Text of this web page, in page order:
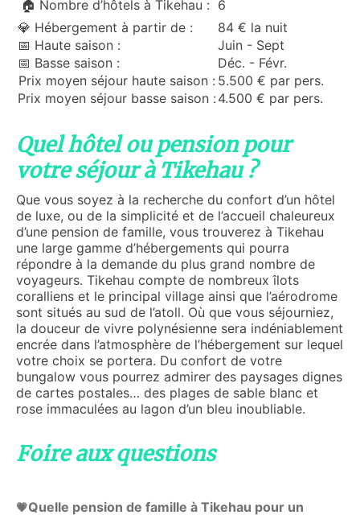
🏠 Nombre d’hôtels à Tikehau : 6
💎 Hébergement à partir de :
84 € la nuit
📅 Haute saison :
Juin - Sept
📅 Basse saison :
Déc. - Févr.
Prix moyen séjour haute saison : 5.500 € par pers.
Prix moyen séjour basse saison : 4.500 € par pers.
Quel hôtel ou pension pour
votre séjour à Tikehau ?
Que vous soyez à la recherche du confort d’un hôtel
de luxe, ou de la simplicité et de l’accueil chaleureux
d’une pension de famille, vous trouverez à Tikehau
une large gamme d’hébergements qui pourra
répondre à la demande du plus grand nombre de
voyageurs. Tikehau compte de nombreux îlots
coralliens et le principal village ainsi que l’aérodrome
sont situés au sud de l’atoll. Où que vous séjourniez,
la douceur de vivre polynésienne sera indéniablement
encrée dans l’atmosphère de l’hébergement sur lequel
votre choix se portera. Du confort de votre
bungalow vous pourrez admirer des paysages dignes
de cartes postales… des plages de sable blanc et
rose immaculées au lagon d’un bleu inoubliable.
Foire aux questions
💗Quelle pension de famille à Tikehau pour un